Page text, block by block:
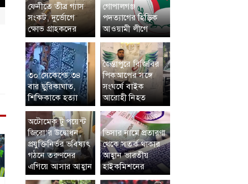
ফেনীতে তীব্র গ্যাস
সংকট, দুর্ভোগে
ক্ষোভ গ্রাহকদের
গোপালগঞ্জ
পদত্যাগের হিড়িক
আওয়ামী লীগে
৩০ সেকেন্ডে ৩৪
বার ছুরিকাঘাত,
শিক্ষিকাকে হত্যা
জৈন্তাপুরে বিজিবির
পিকআপের সঙ্গে
সংঘর্ষে বাইক
আরোহী নিহত
অটোমেক টু পয়েন্ট
জিরো’র উদ্বোধন,
প্রযুক্তিনির্ভর ভবিষ্যৎ
গঠনে তরুণদের
এগিয়ে আসার আহ্বান
ভিসার নামে প্রতারণা
থেকে সতর্ক থাকার
আহ্বান ভারতীয়
হাইকমিশনের